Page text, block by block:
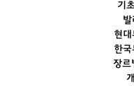
기
현
한
장르